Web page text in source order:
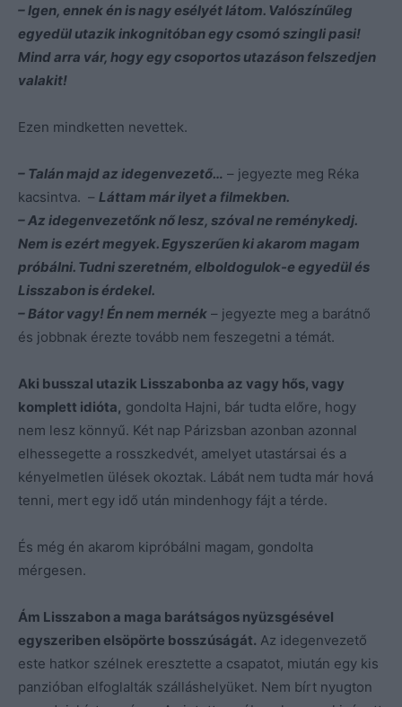
– Igen, ennek én is nagy esélyét látom. Valószínűleg
egyedül utazik inkognitóban egy csomó szingli pasi!
Mind arra vár, hogy egy csoportos utazáson felszedjen
valakit!
Ezen mindketten nevettek.
– Talán majd az idegenvezető… – jegyezte meg Réka
kacsintva. – Láttam már ilyet a filmekben.
– Az idegenvezetőnk nő lesz, szóval ne reménykedj.
Nem is ezért megyek. Egyszerűen ki akarom magam
próbálni. Tudni szeretném, elboldogulok-e egyedül és
Lisszabon is érdekel.
– Bátor vagy! Én nem mernék – jegyezte meg a barátnő
és jobbnak érezte tovább nem feszegetni a témát.
Aki busszal utazik Lisszabonba az vagy hős, vagy
komplett idióta, gondolta Hajni, bár tudta előre, hogy
nem lesz könnyű. Két nap Párizsban azonban azonnal
elhessegette a rosszkedvét, amelyet utastársai és a
kényelmetlen ülések okoztak. Lábát nem tudta már hová
tenni, mert egy idő után mindenhogy fájt a térde.
És még én akarom kipróbálni magam, gondolta
mérgesen.
Ám Lisszabon a maga barátságos nyüzsgésével
egyszeriben elsöpörte bosszúságát. Az idegenvezető
este hatkor szélnek eresztette a csapatot, miután egy kis
panzióban elfoglalták szálláshelyüket. Nem bírt nyugton